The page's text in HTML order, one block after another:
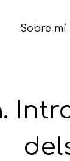
Sobre mí